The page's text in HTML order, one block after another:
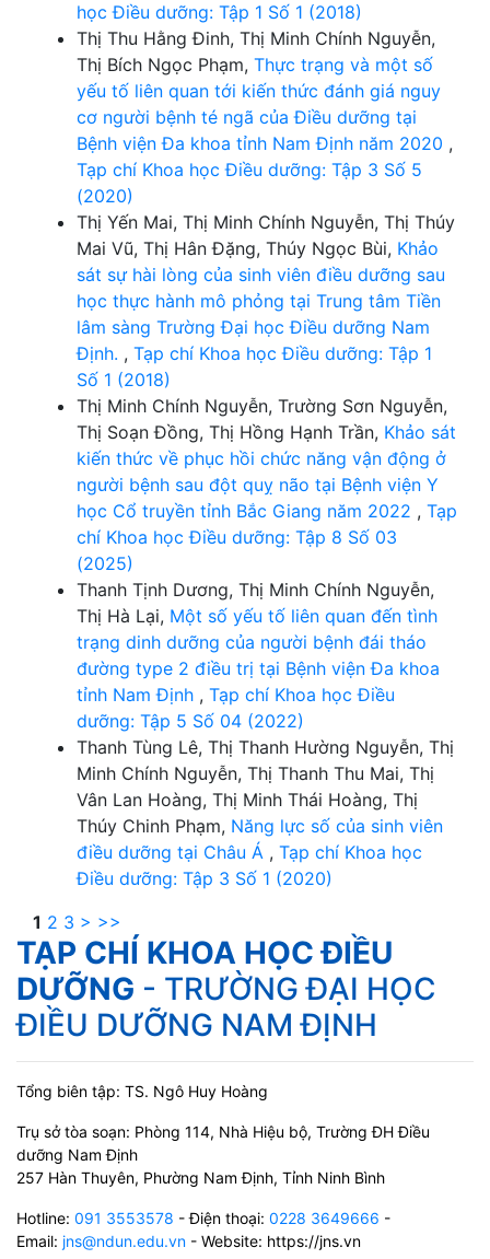
học Điều dưỡng: Tập 1 Số 1 (2018)
Thị Thu Hằng Đinh, Thị Minh Chính Nguyễn,
Thị Bích Ngọc Phạm, Thực trạng và một số
yếu tố liên quan tới kiến thức đánh giá nguy
cơ người bệnh té ngã của Điều dưỡng tại
Bệnh viện Đa khoa tỉnh Nam Định năm 2020 ,
Tạp chí Khoa học Điều dưỡng: Tập 3 Số 5
(2020)
Thị Yến Mai, Thị Minh Chính Nguyễn, Thị Thúy
Mai Vũ, Thị Hân Đặng, Thúy Ngọc Bùi, Khảo
sát sự hài lòng của sinh viên điều dưỡng sau
học thực hành mô phỏng tại Trung tâm Tiền
lâm sàng Trường Đại học Điều dưỡng Nam
Định. , Tạp chí Khoa học Điều dưỡng: Tập 1
Số 1 (2018)
Thị Minh Chính Nguyễn, Trường Sơn Nguyễn,
Thị Soạn Đồng, Thị Hồng Hạnh Trần, Khảo sát
kiến thức về phục hồi chức năng vận động ở
người bệnh sau đột quỵ não tại Bệnh viện Y
học Cổ truyền tỉnh Bắc Giang năm 2022 , Tạp
chí Khoa học Điều dưỡng: Tập 8 Số 03
(2025)
Thanh Tịnh Dương, Thị Minh Chính Nguyễn,
Thị Hà Lại, Một số yếu tố liên quan đến tình
trạng dinh dưỡng của người bệnh đái tháo
đường type 2 điều trị tại Bệnh viện Đa khoa
tỉnh Nam Định , Tạp chí Khoa học Điều
dưỡng: Tập 5 Số 04 (2022)
Thanh Tùng Lê, Thị Thanh Hường Nguyễn, Thị
Minh Chính Nguyễn, Thị Thanh Thu Mai, Thị
Vân Lan Hoàng, Thị Minh Thái Hoàng, Thị
Thúy Chinh Phạm, Năng lực số của sinh viên
điều dưỡng tại Châu Á , Tạp chí Khoa học
Điều dưỡng: Tập 3 Số 1 (2020)
1 2 3 > >>
TẠP CHÍ KHOA HỌC ĐIỀU
DƯỠNG - TRƯỜNG ĐẠI HỌC
ĐIỀU DƯỠNG NAM ĐỊNH
Tổng biên tập: TS. Ngô Huy Hoàng
Trụ sở tòa soạn: Phòng 114, Nhà Hiệu bộ, Trường ĐH Điều
dưỡng Nam Định
257 Hàn Thuyên, Phường Nam Định, Tỉnh Ninh Bình
Hotline: 091 3553578 - Điện thoại: 0228 3649666 -
Email: jns@ndun.edu.vn - Website: https://jns.vn